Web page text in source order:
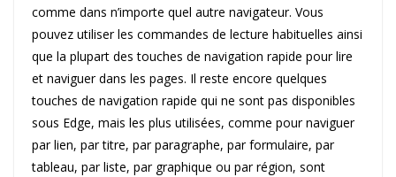
comme dans n’importe quel autre navigateur. Vous
pouvez utiliser les commandes de lecture habituelles ainsi
que la plupart des touches de navigation rapide pour lire
et naviguer dans les pages. Il reste encore quelques
touches de navigation rapide qui ne sont pas disponibles
sous Edge, mais les plus utilisées, comme pour naviguer
par lien, par titre, par paragraphe, par formulaire, par
tableau, par liste, par graphique ou par région, sont